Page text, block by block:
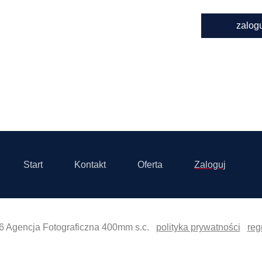
Start Kontakt Oferta Zaloguj
Agencja Fotograficzna 400mm s.c. polityka prywatności